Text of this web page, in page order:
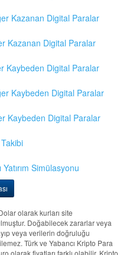
Kazanan Digital Paralar
Kazanan Digital Paralar
Kaybeden Digital Paralar
Kaybeden Digital Paralar
Kaybeden Digital Paralar
Simülasyonu
olarak kurları site
Doğabilecek zararlar veya
veya verilerin doğruluğu
Türk ve Yabancı Kripto Para
olarak fiyatları farklı olabilir. Kripto